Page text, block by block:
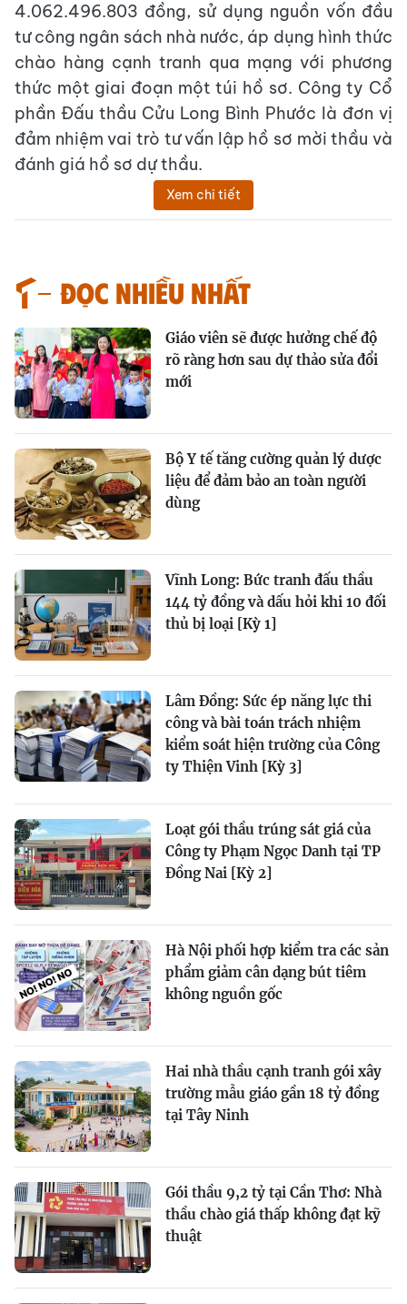
4.062.496.803 đồng, sử dụng nguồn vốn đầu
tư công ngân sách nhà nước, áp dụng hình thức
chào hàng cạnh tranh qua mạng với phương
thức một giai đoạn một túi hồ sơ. Công ty Cổ
phần Đấu thầu Cửu Long Bình Phước là đơn vị
đảm nhiệm vai trò tư vấn lập hồ sơ mời thầu và
đánh giá hồ sơ dự thầu.
Xem chi tiết
Đọc nhiều nhất
Giáo viên sẽ được hưởng chế độ
rõ ràng hơn sau dự thảo sửa đổi
mới
Bộ Y tế tăng cường quản lý dược
liệu để đảm bảo an toàn người
dùng
Vĩnh Long: Bức tranh đấu thầu
144 tỷ đồng và dấu hỏi khi 10 đối
thủ bị loại [Kỳ 1]
Lâm Đồng: Sức ép năng lực thi
công và bài toán trách nhiệm
kiểm soát hiện trường của Công
ty Thiện Vinh [Kỳ 3]
Loạt gói thầu trúng sát giá của
Công ty Phạm Ngọc Danh tại TP
Đồng Nai [Kỳ 2]
Hà Nội phối hợp kiểm tra các sản
phẩm giảm cân dạng bút tiêm
không nguồn gốc
Hai nhà thầu cạnh tranh gói xây
trường mẫu giáo gần 18 tỷ đồng
tại Tây Ninh
Gói thầu 9,2 tỷ tại Cần Thơ: Nhà
thầu chào giá thấp không đạt kỹ
thuật